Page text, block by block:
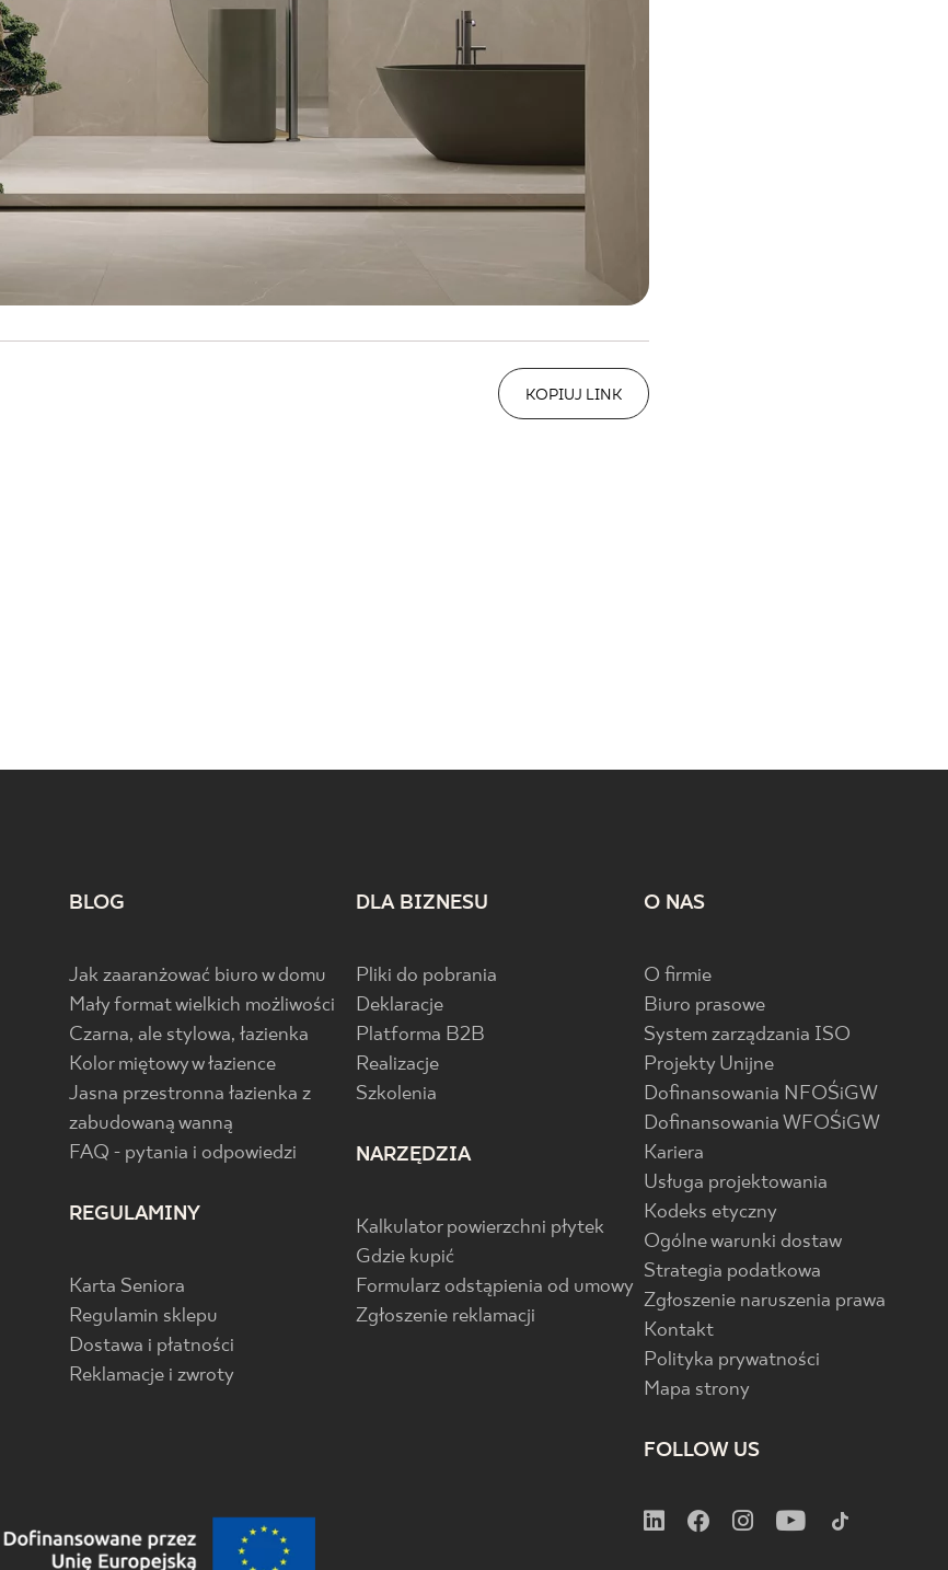
KOPIUJ LINK
BLOG
Jak zaaranżować biuro w domu
Mały format wielkich możliwości
Czarna, ale stylowa, łazienka
Kolor miętowy w łazience
Jasna przestronna łazienka z
zabudowaną wanną
FAQ - pytania i odpowiedzi
REGULAMINY
Karta Seniora
Regulamin sklepu
Dostawa i płatności
Reklamacje i zwroty
DLA BIZNESU
Pliki do pobrania
Deklaracje
Platforma B2B
Realizacje
Szkolenia
NARZĘDZIA
Kalkulator powierzchni płytek
Gdzie kupić
Formularz odstąpienia od umowy
Zgłoszenie reklamacji
O NAS
O firmie
Biuro prasowe
System zarządzania ISO
Projekty Unijne
Dofinansowania NFOŚiGW
Dofinansowania WFOŚiGW
Kariera
Usługa projektowania
Kodeks etyczny
Ogólne warunki dostaw
Strategia podatkowa
Zgłoszenie naruszenia prawa
Kontakt
Polityka prywatności
Mapa strony
FOLLOW US